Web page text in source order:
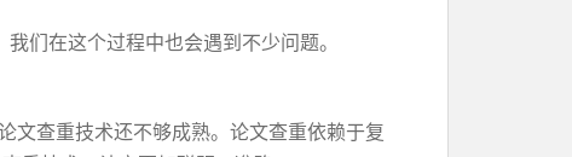
们在这个过程中也会遇到不少问题。
文查重技术还不够成熟。论文查重依赖于复